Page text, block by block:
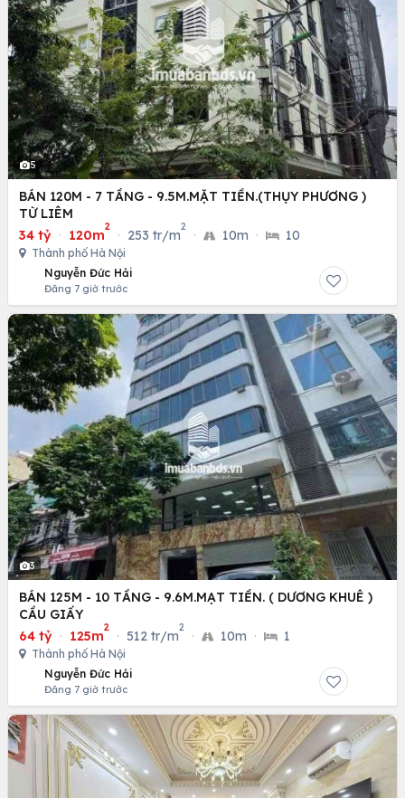
5
BÁN 120M - 7 TẦNG - 9.5M.MẶT TIỀN.(THỤY PHƯƠNG )
TỪ LIÊM
34 tỷ · 120m
2
· 253 tr/m
2
· 10m · 10
Thành phố Hà Nội
Nguyễn Đức Hải
Đăng 7 giờ trước
3
BÁN 125M - 10 TẦNG - 9.6M.MẠT TIỀN. ( DƯƠNG KHUÊ )
CẦU GIẤY
64 tỷ · 125m
2
· 512 tr/m
2
· 10m · 1
Thành phố Hà Nội
Nguyễn Đức Hải
Đăng 7 giờ trước